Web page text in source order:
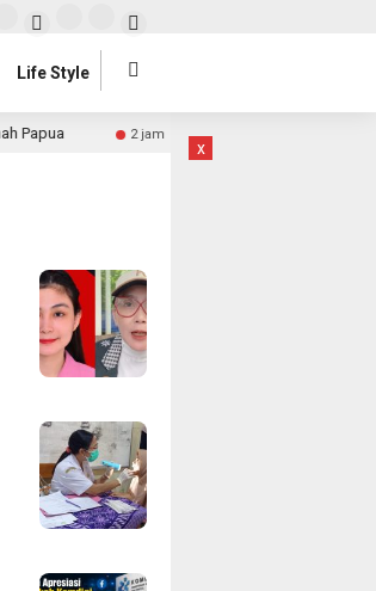
Life Style
2 jam lalu 7 Cara Menguatkan Diri Saat Hidup
x